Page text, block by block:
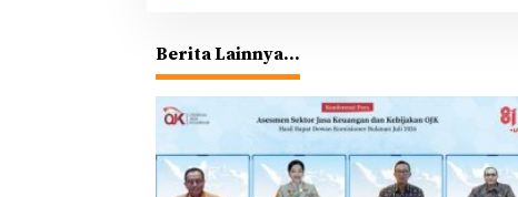
Berita Lainnya...